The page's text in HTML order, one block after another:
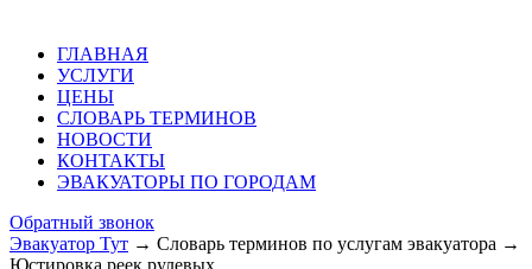
ГЛАВНАЯ
УСЛУГИ
ЦЕНЫ
СЛОВАРЬ ТЕРМИНОВ
НОВОСТИ
КОНТАКТЫ
ЭВАКУАТОРЫ ПО ГОРОДАМ
Обратный звонок
Эвакуатор Тут → Словарь терминов по услугам эвакуатора →
Юстировка реек рулевых